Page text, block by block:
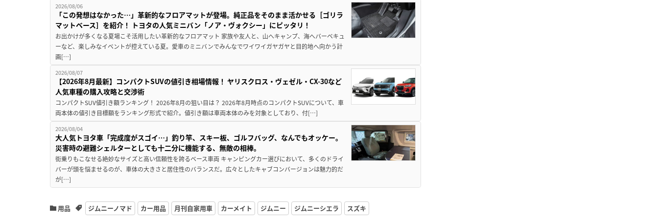
2026/08/06
「この発想はなかった…」革新的なフロアマットが登場。純正品をそのまま活かせる［ゴリラ
マットベース］を紹介！ トヨタの人気ミニバン「ノア・ヴォクシー」にピッタリ！
お出かけが多くなる夏場こそ活用したい革新的なフロアマット 家族や友人と、山へキャンプ、海へバーベキュ
ーなど、楽しみなイベントが控えている夏。愛車のミニバンでみんなでワイワイガヤガヤと目的地へ向かう計
画[…]
2026/08/07
【2026年8月最新】コンパクトSUVの値引き相場情報！ ヤリスクロス・ヴェゼル・CX-30など
人気車種の購入攻略と交渉術
コンパクトSUV値引き額ランキング！ 2026年8月の狙い目は？ 2026年8月時点のコンパクトSUVについて、車
両本体の値引き目標額をランキング形式で紹介。値引き額は車両本体のみを対象としており、付[…]
2026/08/04
大人気トヨタ車「完成度がスゴイ…」釣り竿、スキー板、ゴルフバッグ、なんでもオッケー。
災害時の避難シェルターとしても十二分に機能する、無敵の相棒。
街乗りもこなせる絶妙なサイズと高い信頼性を誇るベース車両 キャンピングカー選びにおいて、多くのドライ
バーが頭を悩ませるのが、車体の大きさと居住性のバランスだ。広々としたキャブコンバージョンは魅力的だ
が[…]
用品 ジムニーノマド カー用品 月刊自家用車 カーメイト ジムニー ジムニーシエラ スズキ